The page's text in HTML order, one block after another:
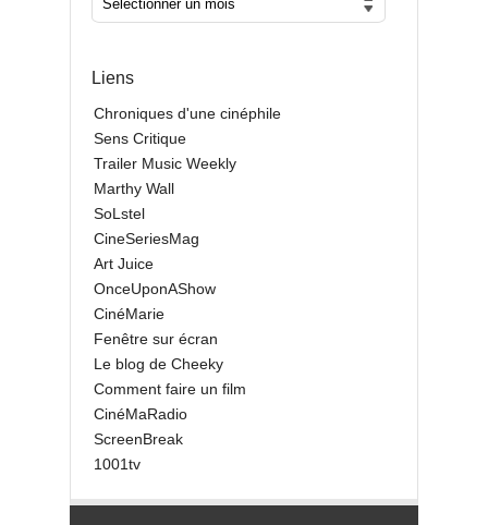
Liens
Chroniques d'une cinéphile
Sens Critique
Trailer Music Weekly
Marthy Wall
SoLstel
CineSeriesMag
Art Juice
OnceUponAShow
CinéMarie
Fenêtre sur écran
Le blog de Cheeky
Comment faire un film
CinéMaRadio
ScreenBreak
1001tv